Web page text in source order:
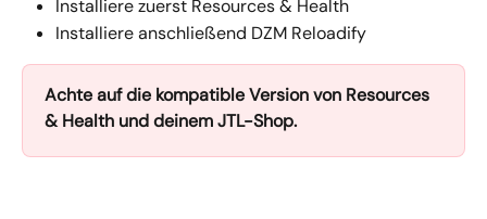
Installiere zuerst Resources & Health
Installiere anschließend DZM Reloadify
Achte auf die kompatible Version von Resources
& Health und deinem JTL-Shop.